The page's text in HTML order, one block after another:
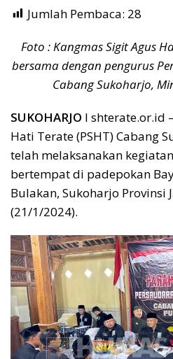
Jumlah Pembaca: 28
Foto : Kangmas Sigit Agus
bersama dengan pengurus
Cabang Sukoharjo,
SUKOHARJO I shterate.or.id
Hati Terate (PSHT) Cabang
telah melaksanakan
bertempat di padepokan
Bulakan, Sukoharjo Provinsi
(21/1/2024).